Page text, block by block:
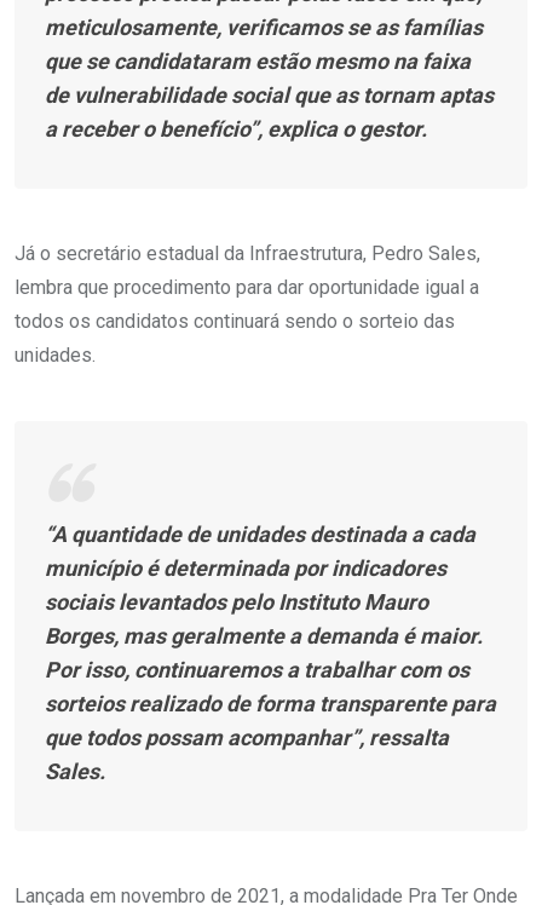
meticulosamente, verificamos se as famílias
que se candidataram estão mesmo na faixa
de vulnerabilidade social que as tornam aptas
a receber o benefício”, explica o gestor.
Já o secretário estadual da Infraestrutura, Pedro Sales,
lembra que procedimento para dar oportunidade igual a
todos os candidatos continuará sendo o sorteio das
unidades.
“A quantidade de unidades destinada a cada
município é determinada por indicadores
sociais levantados pelo Instituto Mauro
Borges, mas geralmente a demanda é maior.
Por isso, continuaremos a trabalhar com os
sorteios realizado de forma transparente para
que todos possam acompanhar”, ressalta
Sales.
Lançada em novembro de 2021, a modalidade Pra Ter Onde